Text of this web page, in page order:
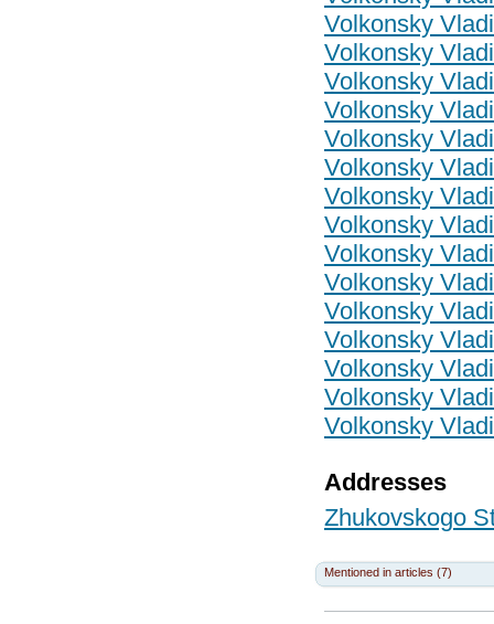
Volkonsky
Volkonsky
Volkonsky
Volkonsky
Volkonsky
Volkonsky
Volkonsky
Volkonsky
Volkonsky
Volkonsky
Volkonsky
Volkonsky
Volkonsky
Volkonsky
Volkonsky
Addresses
Zhukovskogo
Mentioned in articles (7)